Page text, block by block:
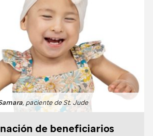
, paciente deSt. Jude
de beneficiarios